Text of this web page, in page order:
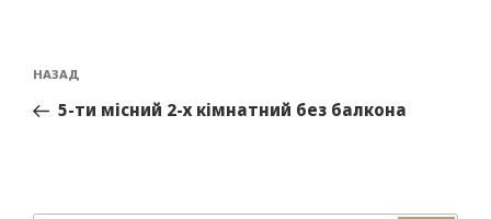
НАЗАД
5-ти місний 2-х кімнатний без балкона